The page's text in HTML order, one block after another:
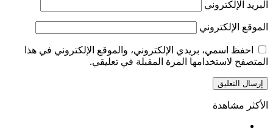
البريد الإلكتروني
الموقع الإلكتروني
احفظ اسمي، بريدي الإلكتروني، والموقع الإلكتروني في هذا
المتصفح لاستخدامها المرة المقبلة في تعليقي.
الأكثر مشاهدة